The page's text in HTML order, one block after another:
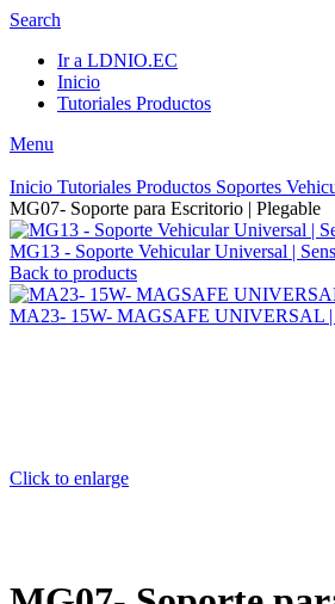
Search
Ir a LDNIO.EC
Inicio
Tutoriales Productos
Menu
Inicio Tutoriales Productos Soportes
MG07- Soporte para Escritorio | Plegable
MG13 - Soporte Vehicular Universal |
Back to products
MA23- 15W- MAGSAFE UNIVERSAL |
Click to enlarge